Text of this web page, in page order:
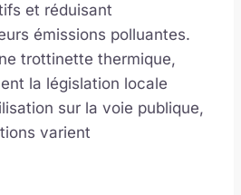
et réduisant
émissions polluantes.
trottinette thermique,
la législation locale
sur la voie publique,
varient